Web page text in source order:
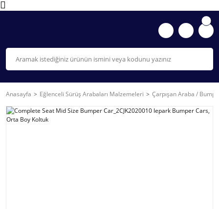
Anasayfa Eğlenceli Sürüş Arabaları Malzemeleri Çarpışan Araba /